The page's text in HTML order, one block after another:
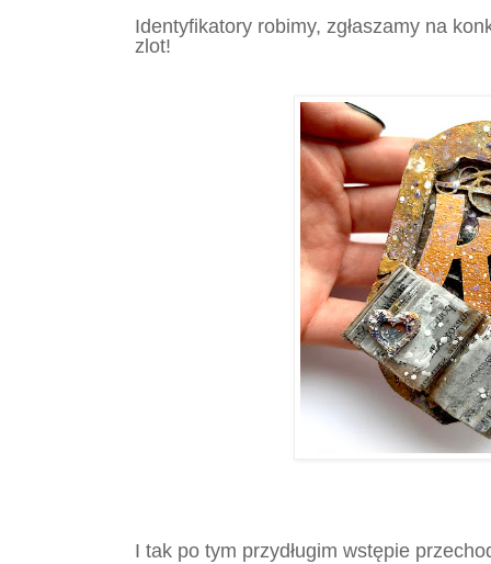
Identyfikatory robimy, zgłaszamy na
zlot!
I tak po tym przydługim wstępie